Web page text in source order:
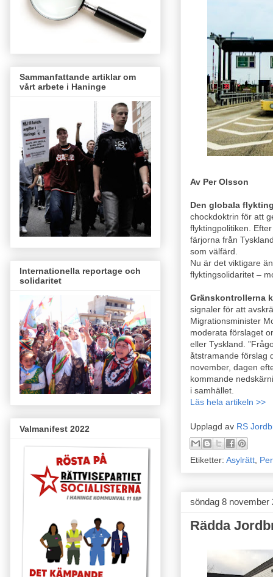
Av Per Olsson
Den globala
chockdoktrin för att
flyktingpolitiken.
färjorna från
som välfärd.
Nu är det viktigare
flyktingsolidaritet –
Gränskontrollerna
signaler för att
Migrationsminister
moderata förslaget
eller Tyskland.
åtstramande förslag
november, dagen
kommande
i samhället.
Läs hela artikeln >>
Upplagd av RS
Etiketter: Asylrätt
söndag 8 november
Rädda
Sammanfattande artiklar om
vårt arbete i Haninge
Internationella reportage och
solidaritet
Valmanifest 2022